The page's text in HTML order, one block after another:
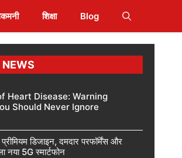
शिक्षा Blog
NEWS
Heart Disease: Warning
Should Never Ignore
डिजाइन, दमदार परफॉर्मेंस और
नया 5G स्मार्टफोन